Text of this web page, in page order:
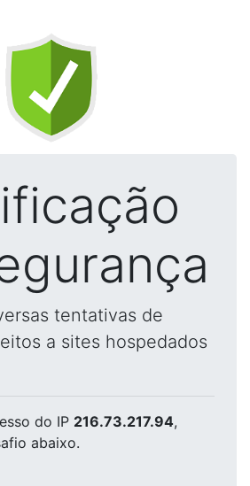
tentativas de
a sites hospedados
do IP 216.73.217.94,
abaixo.